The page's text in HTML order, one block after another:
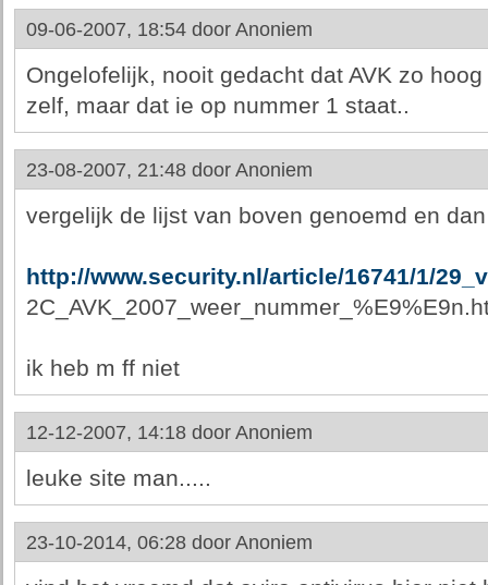
09-06-2007, 18:54 door Anoniem
Ongelofelijk, nooit gedacht dat AVK zo
zelf, maar dat ie op nummer 1 staat..
23-08-2007, 21:48 door Anoniem
vergelijk de lijst van boven genoemd en
http://www.security.nl/article/16741/1/
ik heb m ff niet
12-12-2007, 14:18 door Anoniem
leuke site man.....
23-10-2014, 06:28 door Anoniem